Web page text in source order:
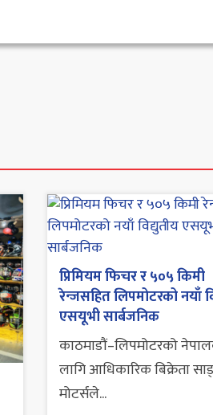
प्रिमियम फिचर र ५०५ किमी
रेन्जसहित लिपमोटरको नयाँ
एसयूभी सार्बजनिक
काठमाडौं–लिपमोटरको
लागि आधिकारिक बिक्रेता
मोटर्सले...